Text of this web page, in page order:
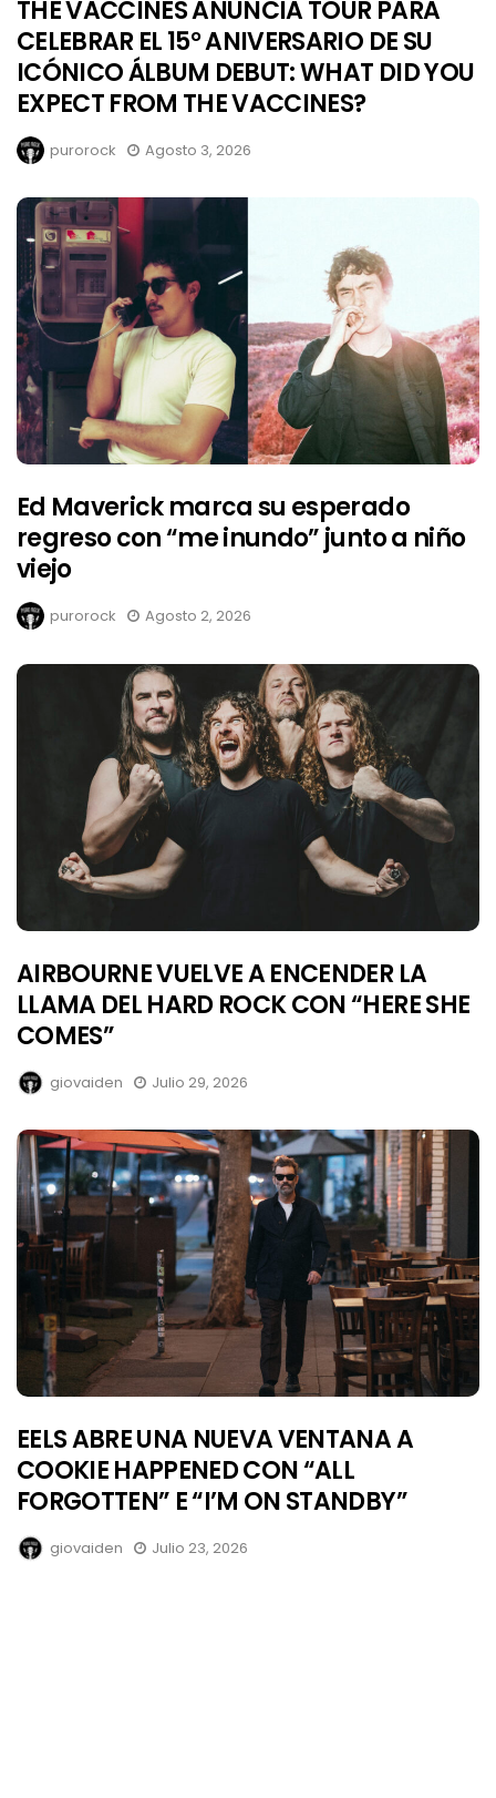
THE VACCINES ANUNCIA TOUR PARA
CELEBRAR EL 15° ANIVERSARIO DE SU
ICÓNICO ÁLBUM DEBUT: WHAT DID YOU
EXPECT FROM THE VACCINES?
purorock Agosto 3, 2026
Ed Maverick marca su esperado
regreso con “me inundo” junto a niño
viejo
purorock Agosto 2, 2026
AIRBOURNE VUELVE A ENCENDER LA
LLAMA DEL HARD ROCK CON “HERE SHE
COMES”
giovaiden Julio 29, 2026
EELS ABRE UNA NUEVA VENTANA A
COOKIE HAPPENED CON “ALL
FORGOTTEN” E “I’M ON STANDBY”
giovaiden Julio 23, 2026